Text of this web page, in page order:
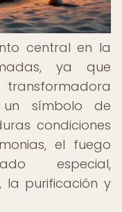
central en la
ya que
símbolo de
condiciones
el fuego
especial,
la purificación y